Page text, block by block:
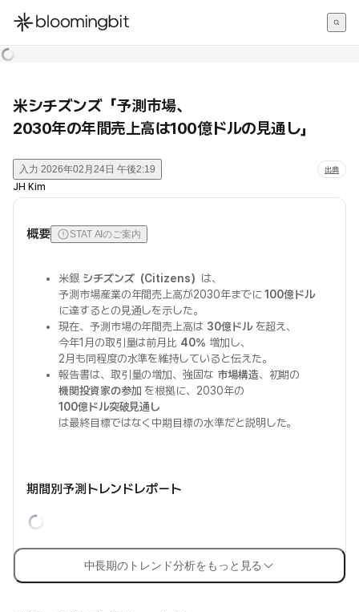
한국어
米シチズンズ「予測市場、
2030年の年間売上高は100億ドルの見通し」
入力 2026年02月24日 午後2:19 出典
JH Kim
概要 STAT AIのご案内
米銀 シチズンズ（Citizens） は、
予測市場産業の年間売上高が2030年までに100億ドル
に達するとの見通しを示した。
現在、予測市場の年間売上高は 30億ドルを超え、
今年1月の取引量は前月比 40% 増加し、
2月も同程度の水準を維持していると伝えた。
報告書は、取引量の増加、強固な 市場構造、初期の
機関投資家の参加 を根拠に、2030年の
100億ドル突破見通し
は最終目標ではなく中期目標の水準だと説明した。
期間別予測トレンドレポート
中長期のトレンド分析をもっと見る